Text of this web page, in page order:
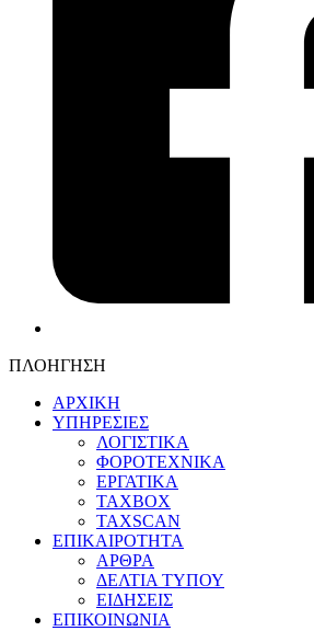
ΠΛΟΗΓΗΣΗ
ΑΡΧΙΚΗ
ΥΠΗΡΕΣΙΕΣ
ΛΟΓΙΣΤΙΚΑ
ΦΟΡΟΤΕΧΝΙΚΑ
ΕΡΓΑΤΙΚΑ
TAXBOX
TAXSCAN
ΕΠΙΚΑΙΡΟΤΗΤΑ
ΑΡΘΡΑ
ΔΕΛΤΙΑ ΤΥΠΟΥ
ΕΙΔΗΣΕΙΣ
ΕΠΙΚΟΙΝΩΝΙΑ